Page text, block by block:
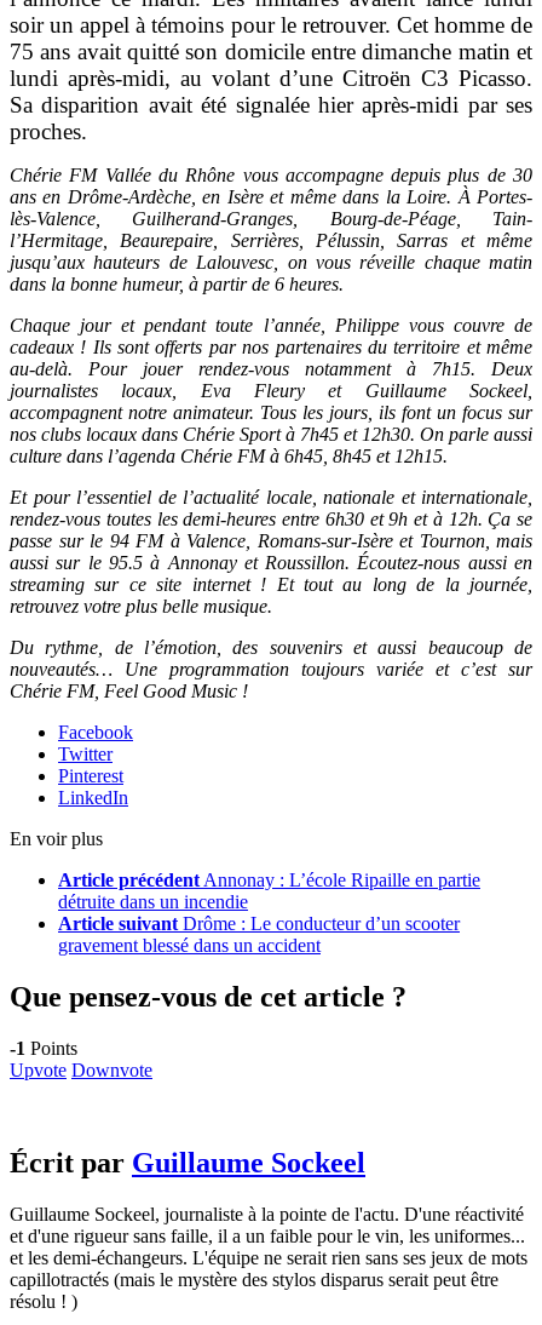
soir un appel à témoins pour le retrouver. Cet homme de
75 ans avait quitté son domicile entre dimanche matin et
lundi après-midi, au volant d’une Citroën C3 Picasso.
Sa disparition avait été signalée hier après-midi par ses
proches.
Chérie FM Vallée du Rhône vous accompagne depuis plus de 30
ans en Drôme-Ardèche, en Isère et même dans la Loire. À Portes-
lès-Valence, Guilherand-Granges, Bourg-de-Péage, Tain-
l’Hermitage, Beaurepaire, Serrières, Pélussin, Sarras et même
jusqu’aux hauteurs de Lalouvesc, on vous réveille chaque matin
dans la bonne humeur, à partir de 6 heures.
Chaque jour et pendant toute l’année, Philippe vous couvre de
cadeaux ! Ils sont offerts par nos partenaires du territoire et même
au-delà. Pour jouer rendez-vous notamment à 7h15. Deux
journalistes locaux, Eva Fleury et Guillaume Sockeel,
accompagnent notre animateur. Tous les jours, ils font un focus sur
nos clubs locaux dans Chérie Sport à 7h45 et 12h30. On parle aussi
culture dans l’agenda Chérie FM à 6h45, 8h45 et 12h15.
Et pour l’essentiel de l’actualité locale, nationale et internationale,
rendez-vous toutes les demi-heures entre 6h30 et 9h et à 12h. Ça se
passe sur le 94 FM à Valence, Romans-sur-Isère et Tournon, mais
aussi sur le 95.5 à Annonay et Roussillon. Écoutez-nous aussi en
streaming sur ce site internet ! Et tout au long de la journée,
retrouvez votre plus belle musique.
Du rythme, de l’émotion, des souvenirs et aussi beaucoup de
nouveautés… Une programmation toujours variée et c’est sur
Chérie FM, Feel Good Music !
Facebook
Twitter
Pinterest
LinkedIn
En voir plus
Article précédent Annonay : L’école Ripaille en partie
détruite dans un incendie
Article suivant Drôme : Le conducteur d’un scooter
gravement blessé dans un accident
Que pensez-vous de cet article ?
-1 Points
Upvote Downvote
Écrit par Guillaume Sockeel
Guillaume Sockeel, journaliste à la pointe de l'actu. D'une réactivité
et d'une rigueur sans faille, il a un faible pour le vin, les uniformes...
et les demi-échangeurs. L'équipe ne serait rien sans ses jeux de mots
capillotractés (mais le mystère des stylos disparus serait peut être
résolu ! )